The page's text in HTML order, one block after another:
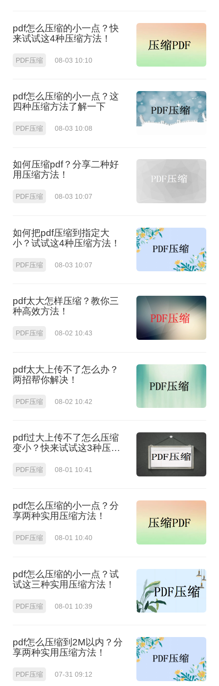
pdf怎么压缩的小一点？快
来试试这4种压缩方法！
PDF压缩 08-03 10:10
pdf怎么压缩的小一点？这
四种压缩方法了解一下
PDF压缩 08-03 10:08
如何压缩pdf？分享二种好
用压缩方法！
PDF压缩 08-03 10:07
如何把pdf压缩到指定大
小？试试这4种压缩方法！
PDF压缩 08-03 10:07
pdf太大怎样压缩？教你三
种高效方法！
PDF压缩 08-02 10:43
pdf太大上传不了怎么办？
两招帮你解决！
PDF压缩 08-02 10:42
pdf过大上传不了怎么压缩
变小？快来试试这3种压缩
PDF压缩 08-01 10:41
pdf怎么压缩的小一点？分
享两种实用压缩方法！
PDF压缩 08-01 10:40
pdf怎么压缩的小一点？试
试这三种实用压缩方法！
PDF压缩 08-01 10:39
pdf怎么压缩到2M以内？分
享两种实用压缩方法！
PDF压缩 07-31 09:12